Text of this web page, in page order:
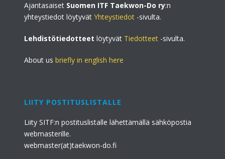
Ajantasaiset Suomen ITF Taekwon-Do ry:n
yhteystiedot löytyvätYhteystiedot -sivulta.
Lehdistötiedotteet löytyvät Tiedotteet -sivulta.
About usbriefly in english here
LIITY POSTITUSLISTALLE
Liity SITF:n postituslistalle lähettämällä sähköpostia
webmasterille.
webmaster(at)taekwon-do.fi